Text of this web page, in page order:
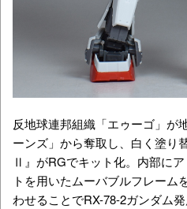
反地球連邦組織「エゥーゴ」が
ーンズ」から奪取し、白く塗り
Ⅱ』がRGでキット化。内部に
トを用いたムーバブルフレーム
わせることでRX-78-2ガンダム